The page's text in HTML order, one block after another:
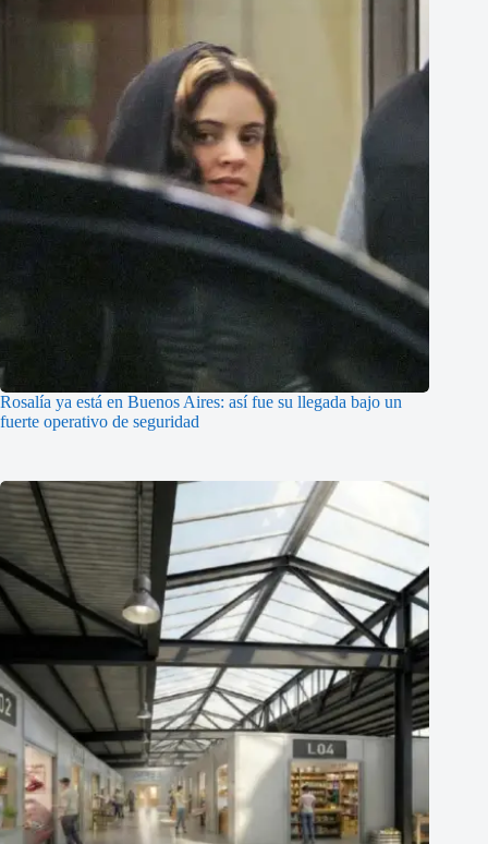
Rosalía ya está en Buenos Aires: así fue su llegada bajo un
fuerte operativo de seguridad